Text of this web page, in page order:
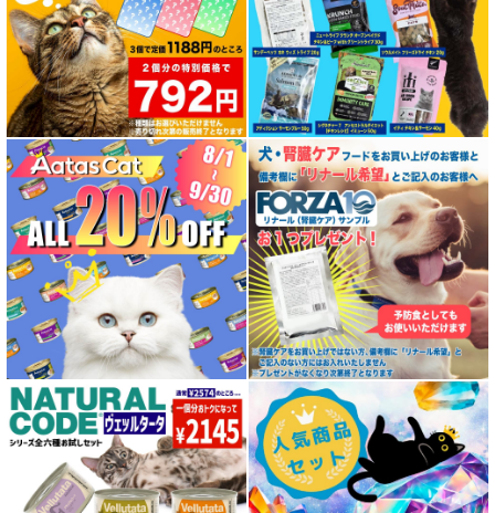
特集 エアドライフード
特殊製法のドッグフード
特殊製法のキャットフード
全年齢対応 フード for DOG
パピー用 フード for DOG
成犬用 フード for DOG
シニア犬用フード for DOG
食物アレルギー対応 ドッグフード